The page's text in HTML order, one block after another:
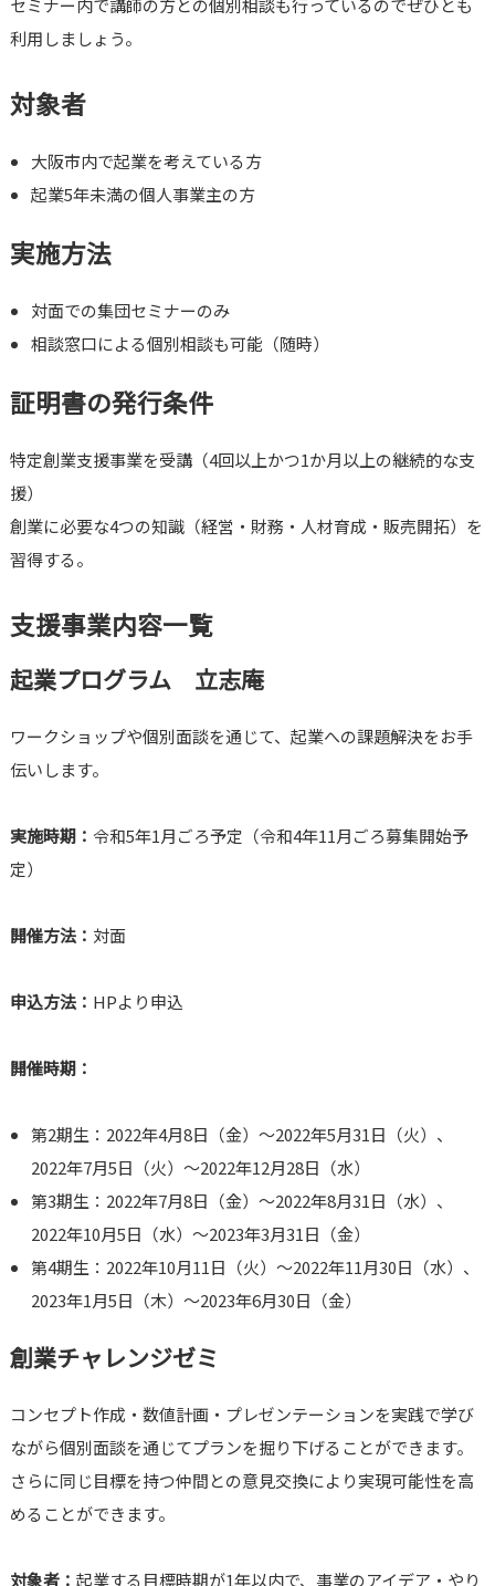
セミナー内で講師の方との個別相談も行っているのでぜひとも
利用しましょう。
対象者
大阪市内で起業を考えている方
起業5年未満の個人事業主の方
実施方法
対面での集団セミナーのみ
相談窓口による個別相談も可能（随時）
証明書の発行条件
特定創業支援事業を受講（4回以上かつ1か月以上の継続的な支
援）
創業に必要な4つの知識（経営・財務・人材育成・販売開拓）を
習得する。
支援事業内容一覧
起業プログラム 立志庵
ワークショップや個別面談を通じて、起業への課題解決をお手
伝いします。
実施時期： 令和5年1月ごろ予定（令和4年11月ごろ募集開始予
定）
開催方法： 対面
申込方法： HPより申込
開催時期：
第2期生：2022年4月8日（金）～2022年5月31日（火）、
2022年7月5日（火）～2022年12月28日（水）
第3期生：2022年7月8日（金）～2022年8月31日（水）、
2022年10月5日（水）～2023年3月31日（金）
第4期生：2022年10月11日（火）～2022年11月30日（水）、
2023年1月5日（木）～2023年6月30日（金）
創業チャレンジゼミ
コンセプト作成・数値計画・プレゼンテーションを実践で学び
ながら個別面談を通じてプランを掘り下げることができます。
さらに同じ目標を持つ仲間との意見交換により実現可能性を高
めることができます。
対象者： 起業する目標時期が1年以内で、事業のアイデア・やり